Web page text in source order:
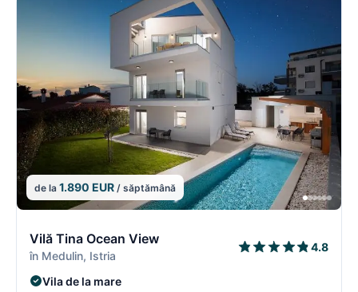
de la 1.890 EUR / săptămână
Vilă Tina Ocean View
în Medulin, Istria
4.8
Vila de la mare